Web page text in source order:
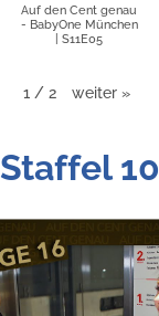
Auf den Cent genau
- BabyOne München
| S11E05
1 / 2 weiter »
Staffel 10